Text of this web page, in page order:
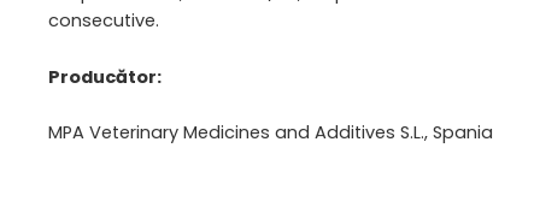
consecutive.
Producător:
MPA Veterinary Medicines and Additives S.L., Spania